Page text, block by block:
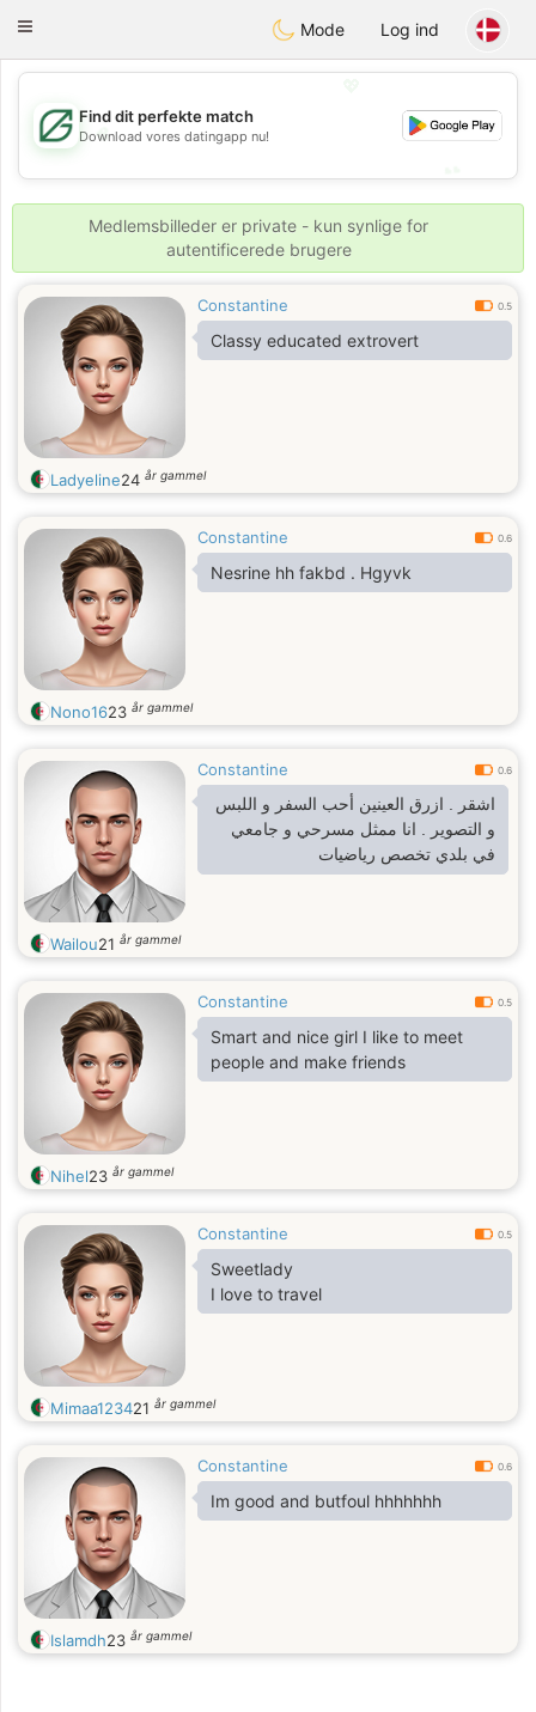
GulfDating
Toggle
Mode Log ind
💖
💕
Find dit perfekte match
Download vores datingapp nu!
Medlemsbilleder er private - kun synlige for
autentificerede brugere
Constantine 0.5
Classy educated extrovert
Ladyeline24 år gammel
Constantine 0.6
Nesrine hh fakbd . Hgyvk
Nono1623 år gammel
Constantine 0.6
اشقر . ازرق العينين أحب السفر و اللبس
و التصوير . انا ممثل مسرحي و جامعي
في بلدي تخصص رياضيات
Wailou21 år gammel
Constantine 0.5
Smart and nice girl I like to meet
people and make friends
Nihel23 år gammel
Constantine 0.5
Sweetlady
I love to travel
Mimaa123421 år gammel
Constantine 0.6
Im good and butfoul hhhhhhh
Islamdh23 år gammel